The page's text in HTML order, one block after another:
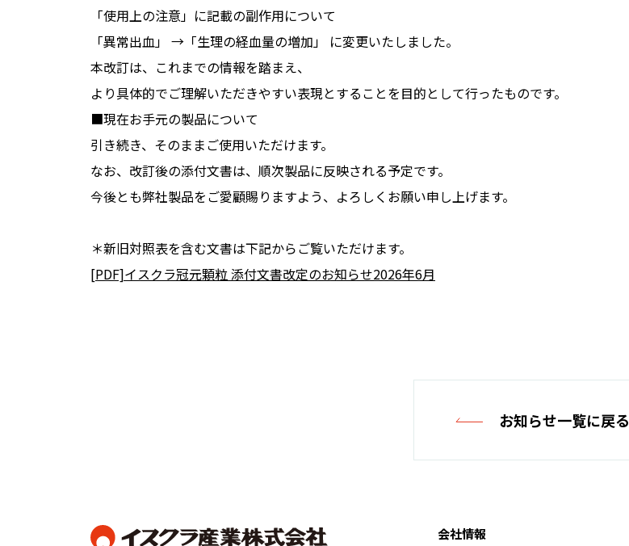
「使用上の注意」に記載の副作用について
「異常出血」 →「生理の経血量の増加」 に変更いたしました。
本改訂は、これまでの情報を踏まえ、
より具体的でご理解いただきやすい表現とすることを目的として行ったものです。
■現在お手元の製品について
引き続き、そのままご使用いただけます。
なお、改訂後の添付文書は、順次製品に反映される予定です。
今後とも弊社製品をご愛顧賜りますよう、よろしくお願い申し上げます。
＊新旧対照表を含む文書は下記からご覧いただけます。
[PDF]イスクラ冠元顆粒 添付文書改定のお知らせ2026年6月
お知らせ一覧に戻る
会社情報